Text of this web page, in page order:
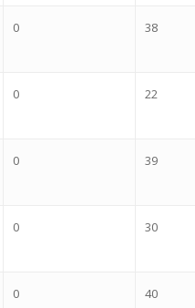
0 38
0 22
0 39
0 30
0 40